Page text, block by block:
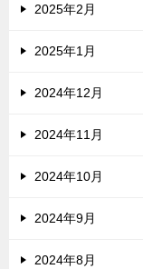
2025年2月
2025年1月
2024年12月
2024年11月
2024年10月
2024年9月
2024年8月